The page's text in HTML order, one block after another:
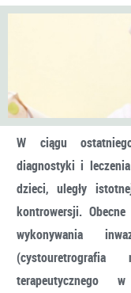
W ciągu
diagnostyki i
dzieci, uległy
kontrowersji.
wykonywania
(cystouretrografia